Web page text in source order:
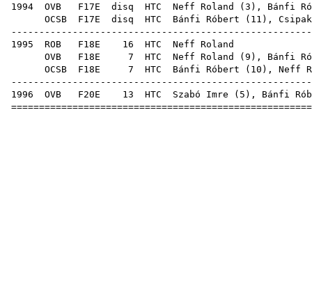
1994 OVB F17E disq HTC Neff Roland ( 3 ), Bánfi
OCSB F17E disq HTC Bánfi Róbert ( 11 ),
1995 ROB F18E 16 HTC Neff
OVB F18E 7 HTC Neff Roland ( 9 ), Bánfi
OCSB F18E 7 HTC Bánfi Róbert ( 10 ), Neff
1996 OVB F20E 13 HTC Szabó Imre ( 5 ), Bánfi